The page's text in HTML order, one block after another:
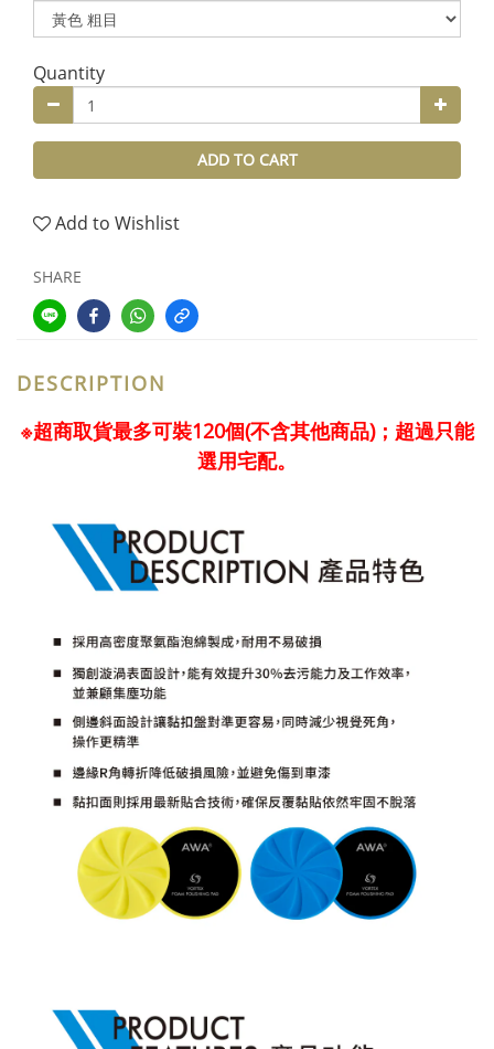
Quantity
ADD TO CART
Add to Wishlist
SHARE
DESCRIPTION
※超商取貨最多可裝120個(不含其他商品)；超過只能
選用宅配。